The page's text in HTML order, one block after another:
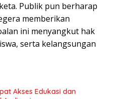
Publik pun berharap
memberikan
ini menyangkut hak
serta kelangsungan
Akses Edukasi dan